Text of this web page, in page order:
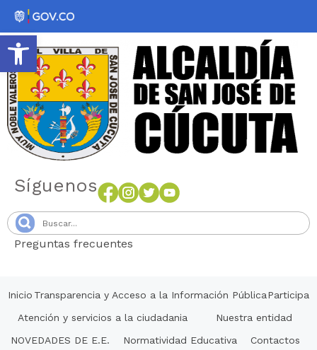
Abrir barra de herramientas
Síguenos
Preguntas frecuentes
Inicio Transparencia y Acceso a la Información PúblicaParticipa
Atención y servicios a la ciudadania
Nuestra entidad
NOVEDADES DE E.E.
Normatividad Educativa Contactos